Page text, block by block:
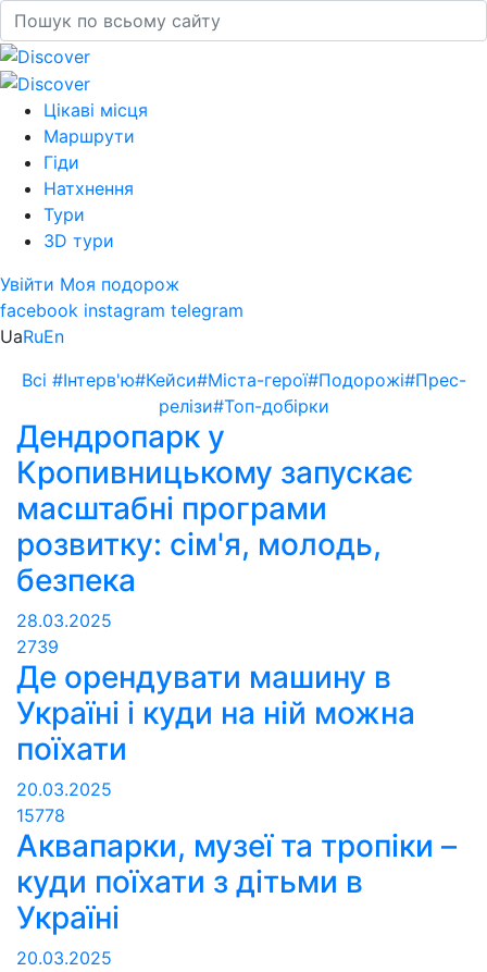
Цікаві місця
Маршрути
Гіди
Натхнення
Тури
3D тури
Увійти Моя подорож
facebook instagram telegram
UaRuEn
Всі #Інтерв'ю#Кейси#Міста-герої#Подорожі#Прес-
релізи#Топ-добірки
Дендропарк у
Кропивницькому запускає
масштабні програми
розвитку: сім'я, молодь,
безпека
28.03.2025
2739
Де орендувати машину в
Україні і куди на ній можна
поїхати
20.03.2025
15778
Аквапарки, музеї та тропіки –
куди поїхати з дітьми в
Україні
20.03.2025